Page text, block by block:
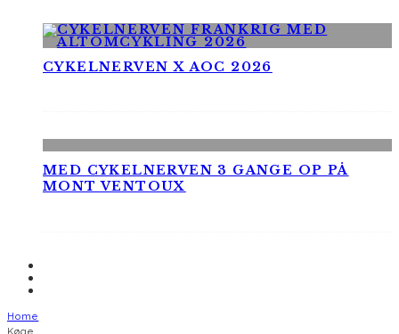
CYKELNERVEN X AOC 2026
MED CYKELNERVEN 3 GANGE OP PÅ
MONT VENTOUX
Home
Køge